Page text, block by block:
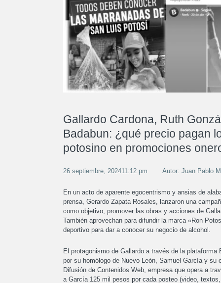
Gallardo Cardona, Ruth
Badabun: ¿qué precio pagan
potosino en promociones
26 septiembre, 202411:12 pm Autor: Juan Pablo
En un acto de aparente egocentrismo y ansias de
prensa, Gerardo Zapata Rosales, lanzaron una
como objetivo, promover las obras y acciones de
También aprovechan para difundir la marca «Ron
deportivo para dar a conocer su negocio de alcohol.
El protagonismo de Gallardo a través de la
por su homólogo de Nuevo León, Samuel García y
Difusión de Contenidos Web, empresa que opera a
a García 125 mil pesos por cada posteo (video,